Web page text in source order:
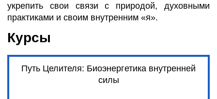
укрепить свои связи с природой, духовными
практиками и своим внутренним «я».
Курсы
Путь Целителя: Биоэнергетика внутренней
силы